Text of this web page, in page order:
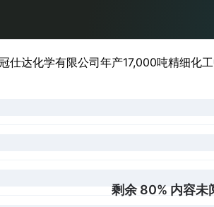
达化学有限公司年产17,000吨精细化
剩余 80% 内容未